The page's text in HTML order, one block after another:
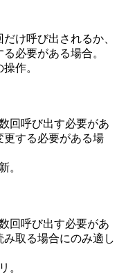
け呼び出されるか、
必要がある場合。
作。
回呼び出す必要があ
更する必要がある場
。
回呼び出す必要があ
取る場合にのみ適し
。